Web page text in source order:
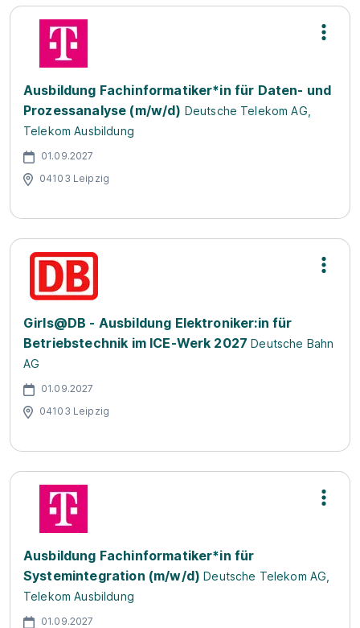
Ausbildung Fachinformatiker*in für Daten- und
Prozessanalyse (m/w/d) Deutsche Telekom AG,
Telekom Ausbildung
01.09.2027
04103 Leipzig
Girls@DB - Ausbildung Elektroniker:in für
Betriebstechnik im ICE-Werk 2027 Deutsche Bahn
AG
01.09.2027
04103 Leipzig
Ausbildung Fachinformatiker*in für
Systemintegration (m/w/d) Deutsche Telekom AG,
Telekom Ausbildung
01.09.2027